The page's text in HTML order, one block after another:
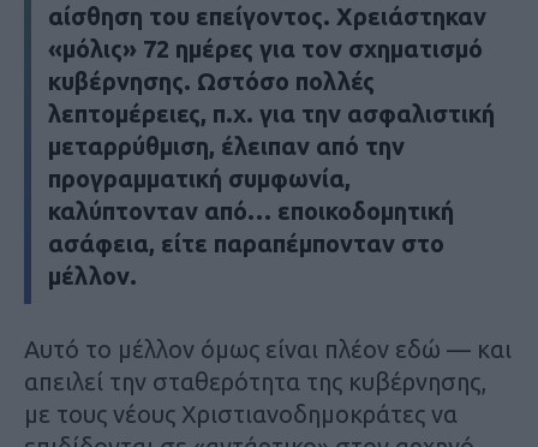
αίσθηση του επείγοντος. Χρειάστηκαν
«μόλις» 72 ημέρες για τον σχηματισμό
κυβέρνησης. Ωστόσο πολλές
λεπτομέρειες, π.χ. για την ασφαλιστική
μεταρρύθμιση, έλειπαν από την
προγραμματική συμφωνία,
καλύπτονταν από… εποικοδομητική
ασάφεια, είτε παραπέμπονταν στο
μέλλον.
Αυτό το μέλλον όμως είναι πλέον εδώ — και
απειλεί την σταθερότητα της κυβέρνησης,
με τους νέους Χριστιανοδημοκράτες να